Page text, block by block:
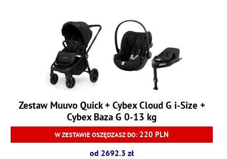
Zestaw Muuvo Quick + Cybex Cloud G i-Size +
Cybex Baza G 0-13 kg
W ZESTAWIE OSZĘDZASZ DO: 220 PLN
od 2692.3 zł